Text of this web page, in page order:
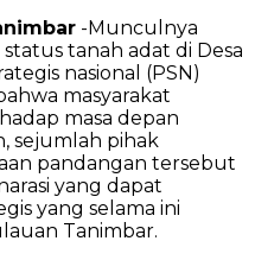
-Munculnya
tanah adat di Desa
nasional (PSN)
masyarakat
masa depan
sejumlah pihak
pandangan tersebut
yang dapat
yang selama ini
Tanimbar.